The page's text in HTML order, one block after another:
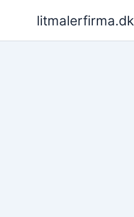
litmalerfirma.dk